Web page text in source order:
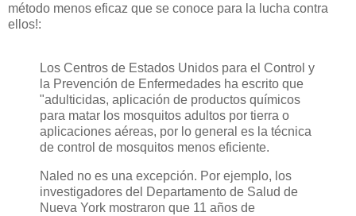
método menos eficaz que se conoce para la lucha contra
ellos!:
Los Centros de Estados Unidos para el Control y
la Prevención de Enfermedades ha escrito que
"adulticidas, aplicación de productos químicos
para matar los mosquitos adultos por tierra o
aplicaciones aéreas, por lo general es la técnica
de control de mosquitos menos eficiente.
Naled no es una excepción. Por ejemplo, los
investigadores del Departamento de Salud de
Nueva York mostraron que 11 años de